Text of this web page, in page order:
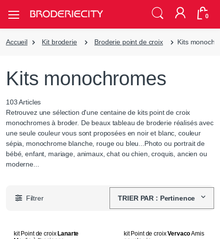
0
Accueil Kit broderie Broderie point de croix Kits
Kits monochromes
103 Articles
Retrouvez une sélection d'une centaine de kits point de croix
monochromes à broder. De beaux tableau de broderie réalisés avec
une seule couleur vous sont proposées en noir et blanc, couleur
sépia, monochrome blanche, rouge ou bleu...Photo ou portrait de
bébé, enfant, mariage, animaux, chat ou chien, croquis, ancien ou
moderne...
Filtrer TRIER PAR : Pertinence
kit Point de croix Lanarte
kit Point de croixVervacoAmis